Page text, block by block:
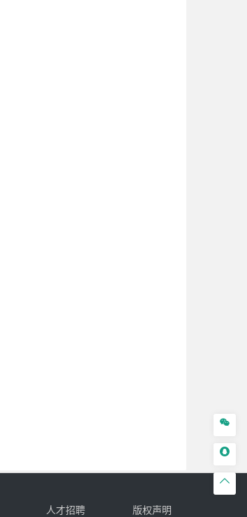



人才招聘 版权声明